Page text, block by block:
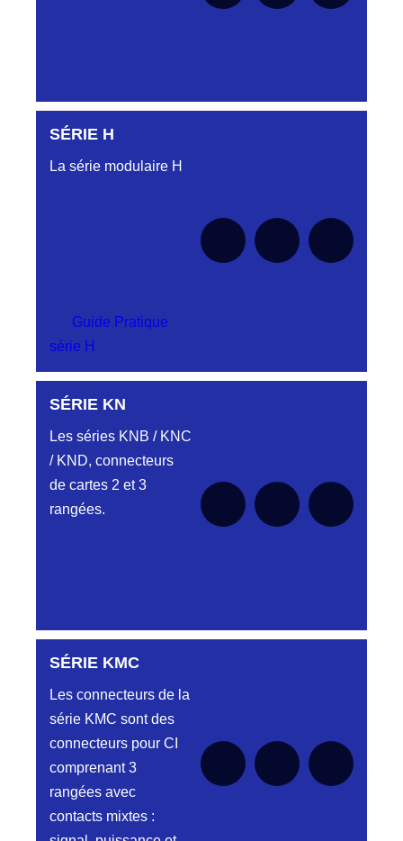
Aucune pièce disponible pour cette série pour
SÉRIE H
La série modulaire H
Guide Pratique
série H
Aucune pièce disponible pour cette série pour
SÉRIE KN
Les séries KNB / KNC
/ KND, connecteurs
de cartes 2 et 3
rangées.
Aucune pièce disponible pour cette série pour
SÉRIE KMC
Les connecteurs de la
série KMC sont des
connecteurs pour CI
comprenant 3
rangées avec
contacts mixtes :